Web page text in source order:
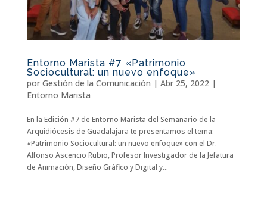
Entorno Marista #7 «Patrimonio
Sociocultural: un nuevo enfoque»
por Gestión de la Comunicación | Abr 25, 2022|
Entorno Marista
En la Edición #7 de Entorno Marista del Semanario de la
Arquidiócesis de Guadalajara te presentamos el tema:
«Patrimonio Sociocultural: un nuevo enfoque» con el Dr.
Alfonso Ascencio Rubio, Profesor Investigador de la Jefatura
de Animación, Diseño Gráfico y Digital y...